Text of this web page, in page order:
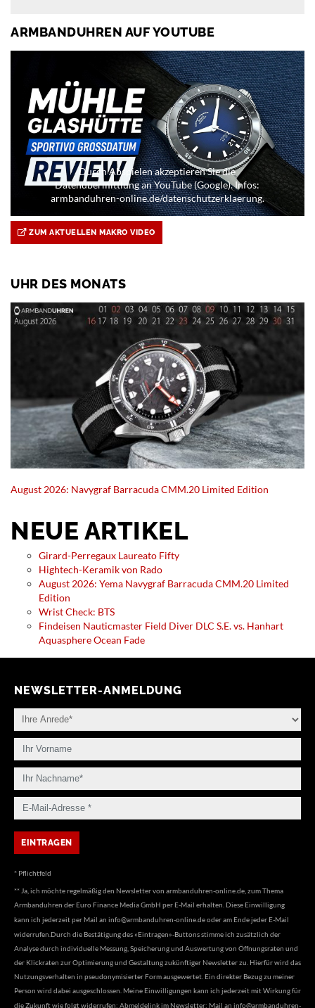
ARMBANDUHREN AUF YOUTUBE
Durch Abspielen akzeptieren Sie die
Datenübermittlung an YouTube (Google). Infos:
armbanduhren-online.de/datenschutzerklaerung.
ZUM AKTUELLEN MAKRO VIDEO
UHR DES MONATS
August 2026: Navygraf Barracuda CMM.20 Limited Edition
NEUE ARTIKEL
Girard-Perregaux Laureato Fifty
Hightech-Keramik von Rado
August 2026: Yema Navygraf Barracuda CMM.20 Limited
Edition
Wrist Check: BTS
Findeisen Nauticmaster Field Diver DLC S.E. vs. Hanhart
Aquasphere Ocean Fade
NEWSLETTER-ANMELDUNG
* Pflichtfeld
** Ja, ich möchte regelmäßig den Newsletter von armbanduhren-online.de, zum Thema
Armbanduhren der Euro Finance Media GmbH per E-Mail erhalten. Diese Einwilligung
kann ich jederzeit per Mail an info@armbanduhren-online.deoder am Ende jeder E-Mail
widerrufen.Durch die Bestätigung des «Eintragen»-Buttons stimme ich zusätzlich der
Analyse durch individuelle Messung, Speicherung und Auswertung von Öffnungsraten und
der Klickraten zur Optimierung und Gestaltung zukünftiger Newsletter zu. Hierfür wird das
Nutzungsverhalten in pseudonymisierter Form ausgewertet. Ein direkter Bezug zu meiner
Person wird dabei ausgeschlossen. Meine Einwilligungen kann ich jederzeit mit Wirkung für
die Zukunft wie folgt widerrufen: Abmeldelink im Newsletter; Mail an info@armbanduhren-